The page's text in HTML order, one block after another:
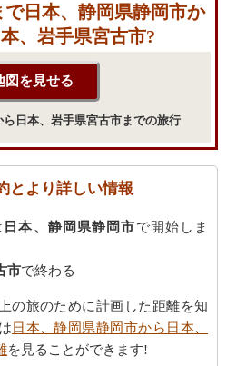
で日本、静岡県静岡市か
、岩手県宮古市?
日本、岩手県宮古市までの旅行
とより詳しい情報
日本、静岡県静岡市で開始しま
市で終わる
の旅のために計画した距離を知
日本、静岡県静岡市から日本、
を見ることができます!